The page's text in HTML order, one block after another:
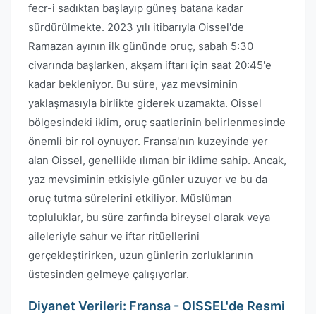
fecr-i sadıktan başlayıp güneş batana kadar
sürdürülmekte. 2023 yılı itibarıyla Oissel'de
Ramazan ayının ilk gününde oruç, sabah 5:30
civarında başlarken, akşam iftarı için saat 20:45'e
kadar bekleniyor. Bu süre, yaz mevsiminin
yaklaşmasıyla birlikte giderek uzamakta. Oissel
bölgesindeki iklim, oruç saatlerinin belirlenmesinde
önemli bir rol oynuyor. Fransa'nın kuzeyinde yer
alan Oissel, genellikle ılıman bir iklime sahip. Ancak,
yaz mevsiminin etkisiyle günler uzuyor ve bu da
oruç tutma sürelerini etkiliyor. Müslüman
topluluklar, bu süre zarfında bireysel olarak veya
aileleriyle sahur ve iftar ritüellerini
gerçekleştirirken, uzun günlerin zorluklarının
üstesinden gelmeye çalışıyorlar.
Diyanet Verileri: Fransa - OISSEL'de Resmi